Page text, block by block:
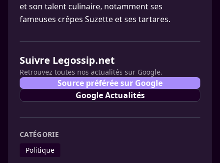
et son talent culinaire, notamment ses
fameuses crêpes Suzette et ses tartares.
Suivre Legossip.net
Retrouvez toutes nos actualités sur Google.
Source préférée sur Google
Google Actualités
CATÉGORIE
Politique